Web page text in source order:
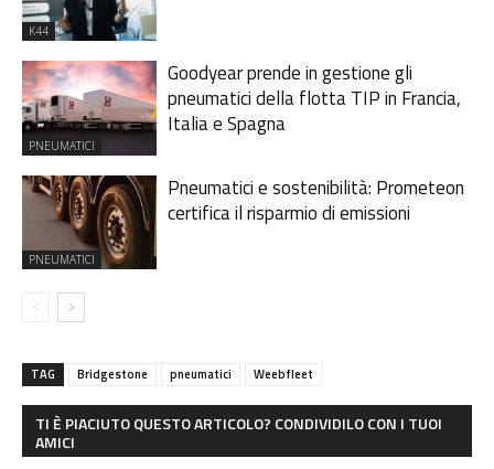
K44
PNEUMATICI
Goodyear prende in gestione gli
pneumatici della flotta TIP in Francia,
Italia e Spagna
PNEUMATICI
Pneumatici e sostenibilità: Prometeon
certifica il risparmio di emissioni
TAG Bridgestone pneumatici Weebfleet
TI È PIACIUTO QUESTO ARTICOLO? CONDIVIDILO CON I TUOI
AMICI